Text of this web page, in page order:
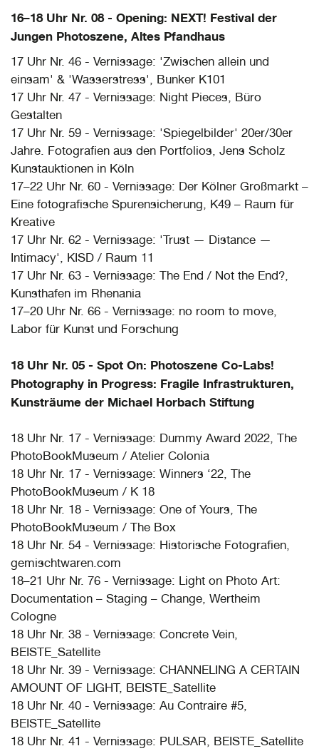
16–18 Uhr Nr. 08 - Opening: NEXT! Festival der
Jungen Photoszene, Altes Pfandhaus
17 Uhr Nr. 46 - Vernissage: 'Zwischen allein und
einsam' & 'Wasserstress', Bunker K101
17 Uhr Nr. 47 - Vernissage: Night Pieces, Büro
Gestalten
17 Uhr Nr. 59 - Vernissage: 'Spiegelbilder' 20er/30er
Jahre. Fotografien aus den Portfolios, Jens Scholz
Kunstauktionen in Köln
17–22 Uhr Nr. 60 - Vernissage: Der Kölner Großmarkt –
Eine fotografische Spurensicherung, K49 – Raum für
Kreative
17 Uhr Nr. 62 - Vernissage: 'Trust — Distance —
Intimacy', KISD / Raum 11
17 Uhr Nr. 63 - Vernissage: The End / Not the End?,
Kunsthafen im Rhenania
17–20 Uhr Nr. 66 - Vernissage: no room to move,
Labor für Kunst und Forschung
18 Uhr Nr. 05 - Spot On: Photoszene Co-Labs!
Photography in Progress: Fragile Infrastrukturen,
Kunsträume der Michael Horbach Stiftung
18 Uhr Nr. 17 - Vernissage: Dummy Award 2022, The
PhotoBookMuseum / Atelier Colonia
18 Uhr Nr. 17 - Vernissage: Winners ‘22, The
PhotoBookMuseum / K 18
18 Uhr Nr. 18 - Vernissage: One of Yours, The
PhotoBookMuseum / The Box
18 Uhr Nr. 54 - Vernissage: Historische Fotografien,
gemischtwaren.com
18–21 Uhr Nr. 76 - Vernissage: Light on Photo Art:
Documentation – Staging – Change, Wertheim
Cologne
18 Uhr Nr. 38 - Vernissage: Concrete Vein,
BEISTE_Satellite
18 Uhr Nr. 39 - Vernissage: CHANNELING A CERTAIN
AMOUNT OF LIGHT, BEISTE_Satellite
18 Uhr Nr. 40 - Vernissage: Au Contraire #5,
BEISTE_Satellite
18 Uhr Nr. 41 - Vernissage: PULSAR, BEISTE_Satellite